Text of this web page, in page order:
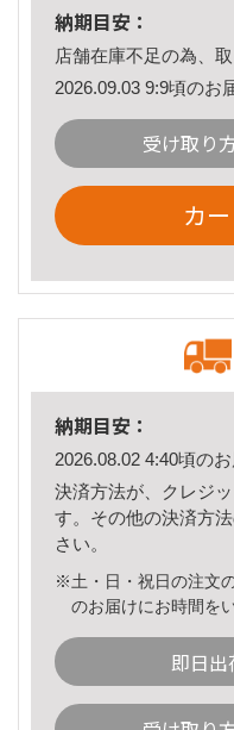
納期目安：
店舗在庫不足の為、
2026.09.03 9:9頃のお
受け取り
カ
納期目安：
2026.08.02 4:40頃の
決済方法が、クレジ
す。その他の決済方
さい。
※土・日・祝日の注文
のお届けにお時間を
即日